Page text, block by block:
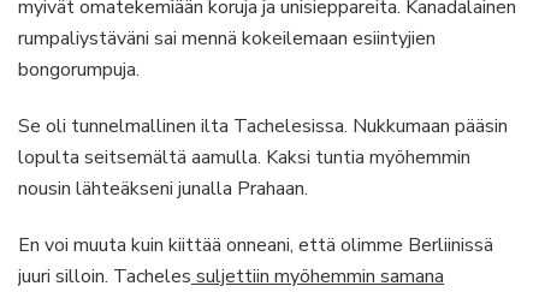
myivät omatekemiään koruja ja unisieppareita. Kanadalainen
rumpaliystäväni sai mennä kokeilemaan esiintyjien
bongorumpuja.
Se oli tunnelmallinen ilta Tachelesissa. Nukkumaan pääsin
lopulta seitsemältä aamulla. Kaksi tuntia myöhemmin
nousin lähteäkseni junalla Prahaan.
En voi muuta kuin kiittää onneani, että olimme Berliinissä
juuri silloin. Tacheles suljettiin myöhemmin samana